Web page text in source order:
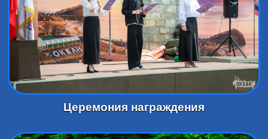
Церемония награждения